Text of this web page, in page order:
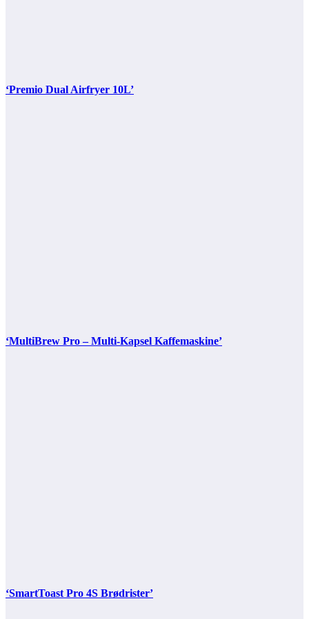
‘Premio Dual Airfryer 10L’
‘MultiBrew Pro – Multi-Kapsel Kaffemaskine’
‘SmartToast Pro 4S Brødrister’